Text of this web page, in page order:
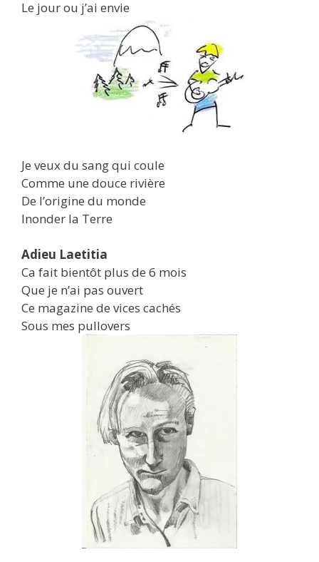
Le jour ou j’ai envie
Je veux du sang qui coule
Comme une douce rivière
De l’origine du monde
Inonder la Terre
Adieu Laetitia
Ca fait bientôt plus de 6 mois
Que je n’ai pas ouvert
Ce magazine de vices cachés
Sous mes pullovers